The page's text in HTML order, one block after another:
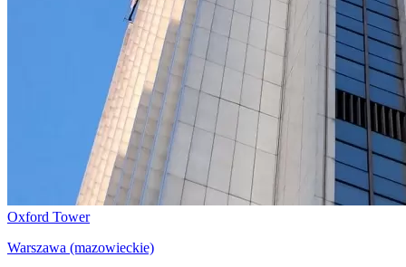
Oxford Tower
Warszawa (mazowieckie)